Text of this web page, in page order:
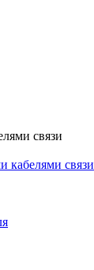
связи
кабелями связи